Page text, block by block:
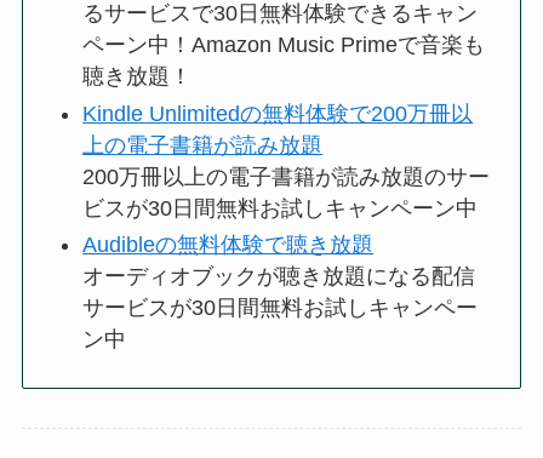
るサービスで30日無料体験できるキャン
ペーン中！Amazon Music Primeで音楽も
聴き放題！
Kindle Unlimitedの無料体験で200万冊以
上の電子書籍が読み放題
200万冊以上の電子書籍が読み放題のサー
ビスが30日間無料お試しキャンペーン中
Audibleの無料体験で聴き放題
オーディオブックが聴き放題になる配信
サービスが30日間無料お試しキャンペー
ン中